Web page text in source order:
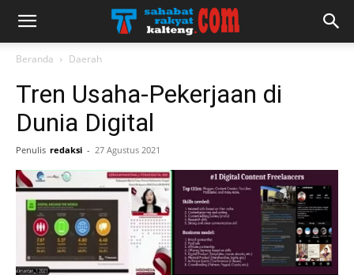
Beranda Daerah
Tren Usaha-Pekerjaan di
Dunia Digital
Penulis redaksi - 27 Agustus 2021